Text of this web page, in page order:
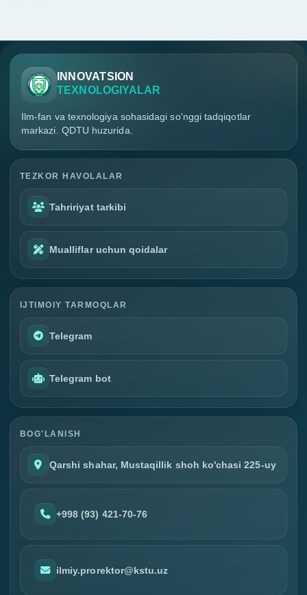
INNOVATSION
TEXNOLOGIYALAR
Ilm-fan va texnologiya sohasidagi so'nggi tadqiqotlar
markazi. QDTU huzurida.
TEZKOR HAVOLALAR
Tahririyat tarkibi
Mualliflar uchun qoidalar
IJTIMOIY TARMOQLAR
Telegram
Telegram bot
BOG'LANISH
Qarshi shahar, Mustaqillik shoh ko'chasi 225-uy
+998 (93) 421-70-76
ilmiy.prorektor@kstu.uz